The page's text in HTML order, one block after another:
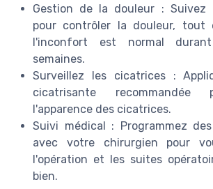
Gestion de la douleur : Suivez
pour contrôler la douleur, tout
l'inconfort est normal
semaines.
Surveillez les cicatrices :
cicatrisante recommandée
l'apparence des cicatrices.
Suivi médical : Programmez
avec votre chirurgien pour
l'opération et les suites
bien.